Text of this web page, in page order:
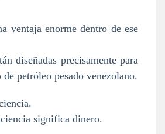
ventaja enorme dentro de ese
diseñadas precisamente para
de petróleo pesado venezolano.
significa dinero.